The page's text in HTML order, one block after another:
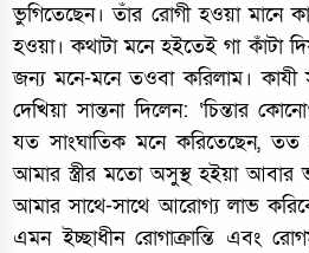
ভুগিতেছেন। তাঁর রোগী হওয়া মানে
হওয়া। কথাটা মনে হইতেই গা কাঁটা
জন্য মনে-মনে তওবা করিলাম।
দেখিয়া সান্তনা দিলেন: ‘চিন্তার
যত সাংঘাতিক মনে করিতেছেন,
আমার স্ত্রীর মতো অসুস্থ হইয়া আবার
আমার সাথে-সাথে আরোগ্য লাভ
এমন ইচ্ছাধীন রোগাক্রান্তি এবং